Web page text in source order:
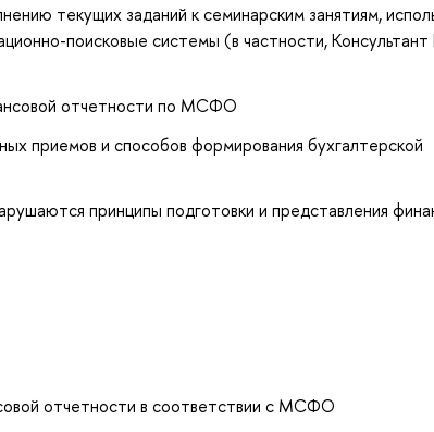
текущих заданий к семинарским занятиям,
поисковые системы (в частности,
отчетности по МСФО
приемов и способов формирования бухгалтерской
принципы подготовки и представления
отчетности в соответствии с МСФО